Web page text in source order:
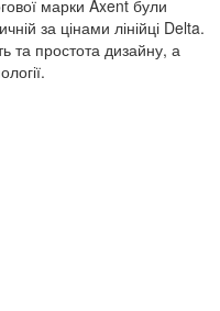
марки Axent були
за цінами лінійці Delta.
та простота дизайну, а